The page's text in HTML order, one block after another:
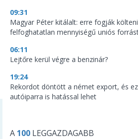
09:31
Magyar Péter kitálalt: erre fogják
felfoghatatlan mennyiségű uniós
06:11
Lejtőre kerül végre a benzinár?
19:24
Rekordot döntött a német export, és
autóiparra is hatással lehet
A 100 LEGGAZDAGABB